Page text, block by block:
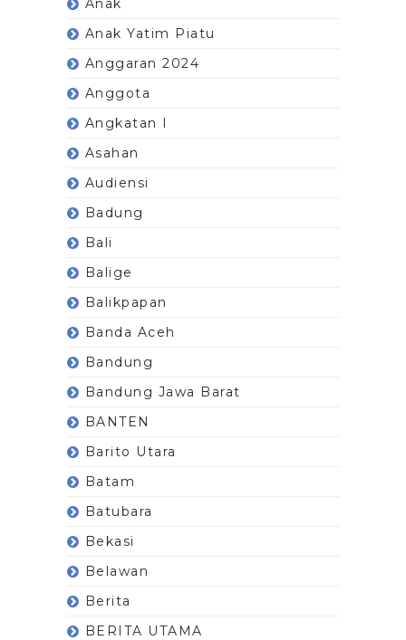
Anak Yatim Piatu
Anggaran 2024
Anggota
Angkatan I
Asahan
Audiensi
Badung
Bali
Balige
Balikpapan
Banda Aceh
Bandung
Bandung Jawa Barat
BANTEN
Barito Utara
Batam
Batubara
Bekasi
Belawan
Berita
BERITA UTAMA